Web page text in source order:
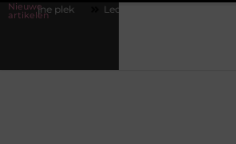
Nieuwe
artikelen
Ledenbeheer op orde krijgen zonder extra